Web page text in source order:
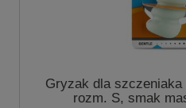
Gryzak dla
rozm. S, smak